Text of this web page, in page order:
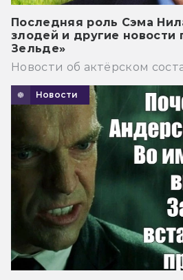
Последняя роль Сэма
злодей и другие новости
Зельде»
Новости об актёрском
Новости